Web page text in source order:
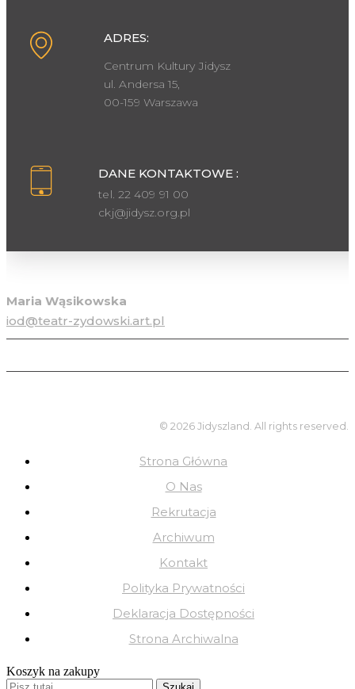
ADRES:
Centrum Kultury Jidysz
ul. Andersa 15,
00-159 Warszawa
DANE KONTAKTOWE :
tel. 22 409 91 00
ckj@jidysz.org.pl
Maria Wąsikowska
iod@teatr-zydowski.art.pl
© 2026 Jidyszland. All rights reserved.
Strona Główna
O Nas
Rekrutacja
Archiwum
Kontakt
Polityka Prywatności
Deklaracja Dostępności
Strona Archiwalna
Koszyk na zakupy